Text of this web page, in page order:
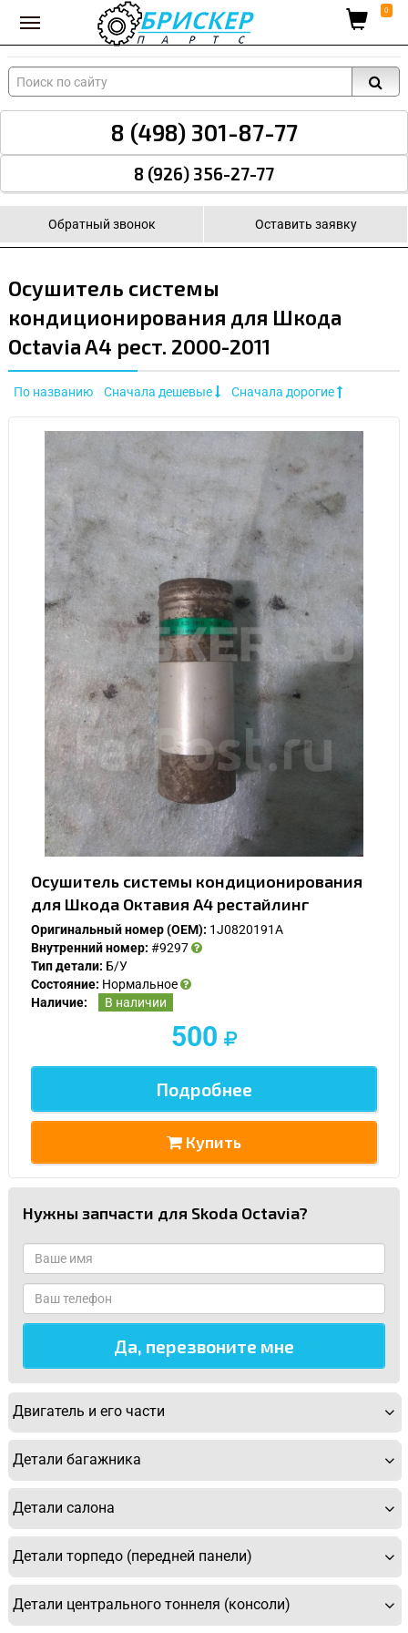
Вход для поставщиков 0
8 (498) 301-87-77
8 (926) 356-27-77
Обратный звонок Оставить заявку
Осушитель системы
кондиционирования для Шкода
Octavia A4 рест. 2000-2011
По названию Сначала дешевые Сначала дорогие
Осушитель системы кондиционирования
для Шкода Октавия А4 рестайлинг
Оригинальный номер (OEM): 1J0820191A
Внутренний номер: #9297
Тип детали: Б/У
Состояние: Нормальное
Наличие:
В наличии
500
Подробнее
Купить
Нужны запчасти для Skoda Octavia?
Двигатель и его части
Детали багажника
Детали салона
Детали торпедо (передней панели)
Детали центрального тоннеля (консоли)